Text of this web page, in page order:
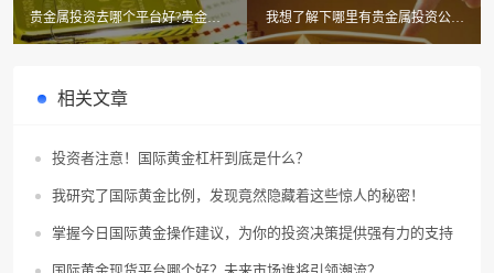
贵金属投资去哪个平台好?贵金属
投资平台哪个好啊?
我想了解下哪里有贵金属投资公司
排名?贵金属投资公司排名,有没有
相关文章
投资者注意！国际黄金杠杆到底是什么？
我研究了国际黄金比例，发现竟然隐藏着这些惊人的秘密！
掌握今日国际黄金操作建议，为你的投资决策提供强有力的支持